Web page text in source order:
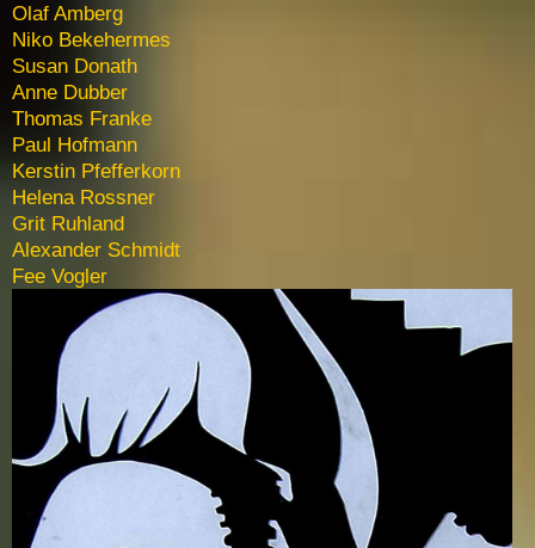
Olaf Am­berg
Ni­ko Be­ke­her­mes
Su­san Do­nath
An­ne Dub­ber
Tho­mas Fran­ke
Paul Hof­mann
Kers­tin Pfef­fer­korn
He­le­na Ross­ner
Grit Ruh­land
Alex­an­der Schmidt
Fee Vog­ler